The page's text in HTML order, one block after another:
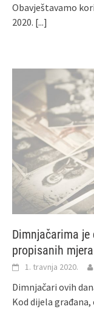
Obavještavamo
2020. [...]
Dimnjačarima
propisanih
1. travnja 2020.
Dimnjačari ovih
Kod dijela